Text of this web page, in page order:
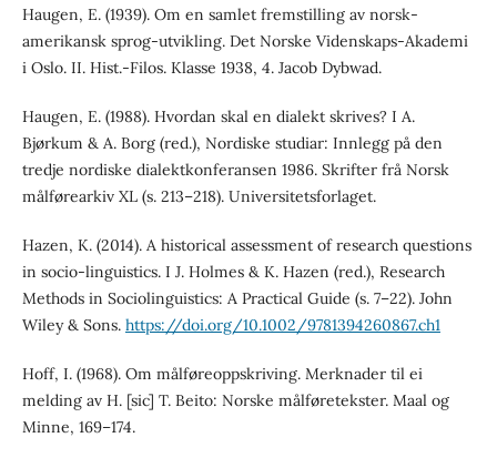
Haugen, E. (1939). Om en samlet fremstilling av norsk-
amerikansk sprog-utvikling. Det Norske Videnskaps-Akademi
i Oslo. II. Hist.-Filos. Klasse 1938, 4. Jacob Dybwad.
Haugen, E. (1988). Hvordan skal en dialekt skrives? I A.
Bjørkum & A. Borg (red.), Nordiske studiar: Innlegg på den
tredje nordiske dialektkonferansen 1986. Skrifter frå Norsk
målførearkiv XL (s. 213–218). Universitetsforlaget.
Hazen, K. (2014). A historical assessment of research questions
in socio-linguistics. I J. Holmes & K. Hazen (red.), Research
Methods in Sociolinguistics: A Practical Guide (s. 7–22). John
Wiley & Sons. https://doi.org/10.1002/9781394260867.ch1
Hoff, I. (1968). Om målføreoppskriving. Merknader til ei
melding av H. [sic] T. Beito: Norske målføretekster. Maal og
Minne, 169–174.